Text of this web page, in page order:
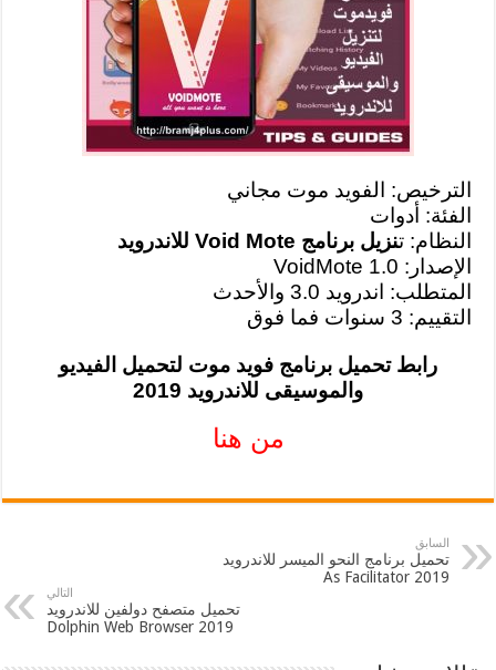
الترخيص: الفويد موت مجاني
الفئة: أدوات
النظام: تنزيل برنامج Void Mote للاندرويد
الإصدار: VoidMote 1.0
المتطلب: اندرويد 3.0 والأحدث
التقييم: 3 سنوات فما فوق
رابط تحميل برنامج فويد موت لتحميل الفيديو
والموسيقى للاندرويد 2019
من هنا
السابق
تحميل برنامج النحو الميسر للاندرويد
2019 As Facilitator
التالي
تحميل متصفح دولفين للاندرويد
2019 Dolphin Web Browser